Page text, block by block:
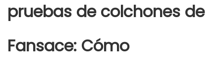
pruebas de colchones de
Fansace: Cómo